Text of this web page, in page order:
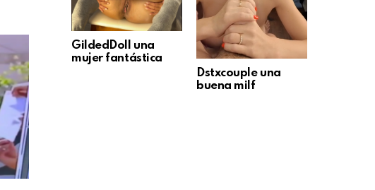
GildedDoll una
mujer fantástica
Dstxcouple una
buena milf